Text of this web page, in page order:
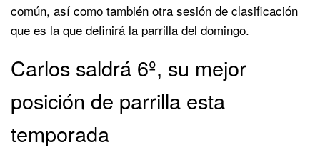
común, así como también otra sesión de clasificación
que es la que definirá la parrilla del domingo.
Carlos saldrá 6º, su mejor
posición de parrilla esta
temporada